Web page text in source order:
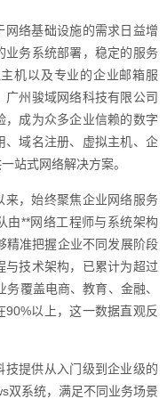
络基础设施的需求日益增
业务系统部署，稳定的服务
机以及专业的企业邮箱服
州骏域网络科技有限公司
成为众多企业信赖的数字
、域名注册、虚拟主机、企
站式网络解决方案。
来，始终聚焦企业网络服务
由**网络工程师与系统架构
精准把握企业不同发展阶段
与技术架构，已累计为超过
覆盖电商、教育、金融、
以上，这一数据直观反
提供从入门级到企业级的
双系统，满足不同业务场景